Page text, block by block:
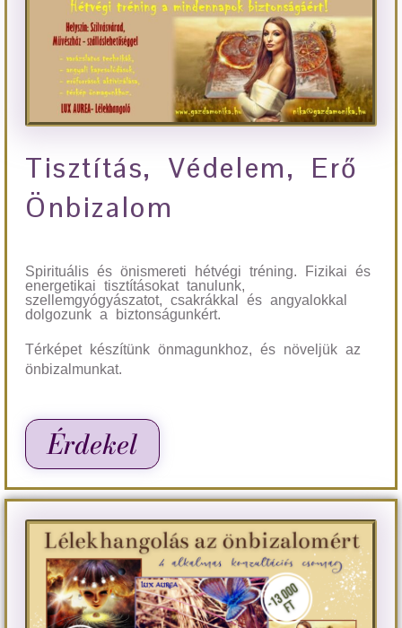
Tisztítás, Védelem, Erő
Önbizalom
Spirituális és önismereti hétvégi tréning. Fizikai és
energetikai tisztításokat tanulunk,
szellemgyógyászatot, csakrákkal és angyalokkal
dolgozunk a biztonságunkért.
Térképet készítünk önmagunkhoz, és növeljük az
önbizalmunkat.
Érdekel